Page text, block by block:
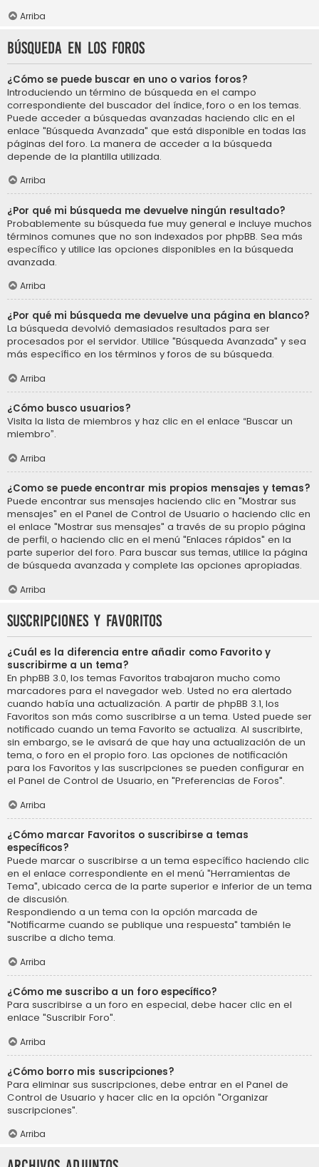
Arriba
Búsqueda en los foros
¿Cómo se puede buscar en uno o varios foros?
Introduciendo un término de búsqueda en el campo
correspondiente del buscador del índice, foro o en los temas.
Puede acceder a búsquedas avanzadas haciendo clic en el
enlace "Búsqueda Avanzada" que está disponible en todas las
páginas del foro. La manera de acceder a la búsqueda
depende de la plantilla utilizada.
Arriba
¿Por qué mi búsqueda me devuelve ningún resultado?
Probablemente su búsqueda fue muy general e incluye muchos
términos comunes que no son indexados por phpBB. Sea más
específico y utilice las opciones disponibles en la búsqueda
avanzada.
Arriba
¿Por qué mi búsqueda me devuelve una página en blanco?
La búsqueda devolvió demasiados resultados para ser
procesados por el servidor. Utilice "Búsqueda Avanzada" y sea
más específico en los términos y foros de su búsqueda.
Arriba
¿Cómo busco usuarios?
Visita la lista de miembros y haz clic en el enlace “Buscar un
miembro”.
Arriba
¿Como se puede encontrar mis propios mensajes y temas?
Puede encontrar sus mensajes haciendo clic en "Mostrar sus
mensajes" en el Panel de Control de Usuario o haciendo clic en
el enlace "Mostrar sus mensajes" a través de su propio página
de perfil, o haciendo clic en el menú "Enlaces rápidos" en la
parte superior del foro. Para buscar sus temas, utilice la página
de búsqueda avanzada y complete las opciones apropiadas.
Arriba
Suscripciones y Favoritos
¿Cuál es la diferencia entre añadir como Favorito y
suscribirme a un tema?
En phpBB 3.0, los temas Favoritos trabajaron mucho como
marcadores para el navegador web. Usted no era alertado
cuando había una actualización. A partir de phpBB 3.1, los
Favoritos son más como suscribirse a un tema. Usted puede ser
notificado cuando un tema Favorito se actualiza. Al suscribirte,
sin embargo, se le avisará de que hay una actualización de un
tema, o foro en el propio foro. Las opciones de notificación
para los Favoritos y las suscripciones se pueden configurar en
el Panel de Control de Usuario, en "Preferencias de Foros".
Arriba
¿Cómo marcar Favoritos o suscribirse a temas
específicos?
Puede marcar o suscribirse a un tema específico haciendo clic
en el enlace correspondiente en el menú "Herramientas de
Tema", ubicado cerca de la parte superior e inferior de un tema
de discusión.
Respondiendo a un tema con la opción marcada de
"Notificarme cuando se publique una respuesta" también le
suscribe a dicho tema.
Arriba
¿Cómo me suscribo a un foro específico?
Para suscribirse a un foro en especial, debe hacer clic en el
enlace "Suscribir Foro".
Arriba
¿Cómo borro mis suscripciones?
Para eliminar sus suscripciones, debe entrar en el Panel de
Control de Usuario y hacer clic en la opción "Organizar
suscripciones".
Arriba